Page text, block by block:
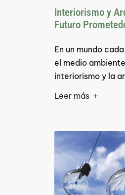
Interiorismo y
Futuro
En un mundo
el medio
interiorismo y la
Leer más